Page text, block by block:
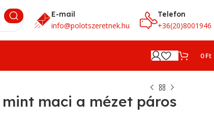
E-mail
info@polotszeretnek.hu
Telefon
+36(20)8001946
0Ft
maci a mézet páros